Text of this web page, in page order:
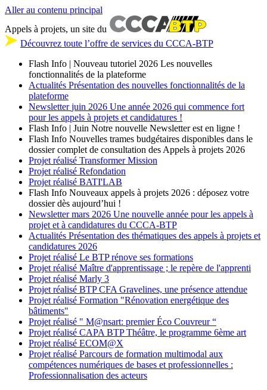
Aller au contenu principal
Appels à projets, un site du
Découvrez toute l’offre de services du CCCA-BTP
Flash Info | Nouveau tutoriel 2026 Les nouvelles
fonctionnalités de la plateforme
Actualités Présentation des nouvelles fonctionnalités de la
plateforme
Newsletter juin 2026 Une année 2026 qui commence fort
pour les appels à projets et candidatures !
Flash Info | Juin Notre nouvelle Newsletter est en ligne !
Flash Info Nouvelles trames budgétaires disponibles dans le
dossier complet de consultation des Appels à projets 2026
Projet réalisé Transformer Mission
Projet réalisé Refondation
Projet réalisé BATI'LAB
Flash Info Nouveaux appels à projets 2026 : déposez votre
dossier dès aujourd’hui !
Newsletter mars 2026 Une nouvelle année pour les appels à
projet et à candidatures du CCCA-BTP
Actualités Présentation des thématiques des appels à projets et
candidatures 2026
Projet réalisé Le BTP rénove ses formations
Projet réalisé Maître d'apprentissage ; le repère de l'apprenti
Projet réalisé Marly 3
Projet réalisé BTP CFA Gravelines, une présence attendue
Projet réalisé Formation "Rénovation energétique des
bâtiments"
Projet réalisé " M@nsart: premier Éco Couvreur “
Projet réalisé CAPA BTP Théâtre, le programme 6ème art
Projet réalisé ECOM@X
Projet réalisé Parcours de formation multimodal aux
compétences numériques de bases et professionnelles :
Professionnalisation des acteurs